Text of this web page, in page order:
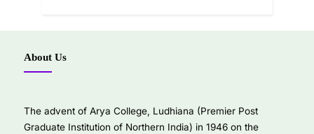
About Us
The advent of Arya College, Ludhiana (Premier Post
Graduate Institution of Northern India) in 1946 on the